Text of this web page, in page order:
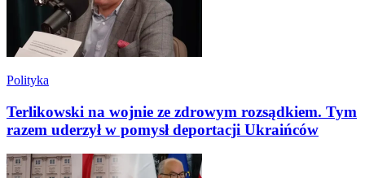
Polityka
Terlikowski na wojnie ze zdrowym rozsądkiem. Tym
razem uderzył w pomysł deportacji Ukraińców